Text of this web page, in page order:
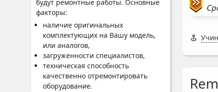
будут ремонтные работы. Основные
факторы:
наличие оригинальных
комплектующих на Вашу модель,
или аналогов,
загруженности специалистов,
техническая способность
качественно отремонтировать
оборудование.